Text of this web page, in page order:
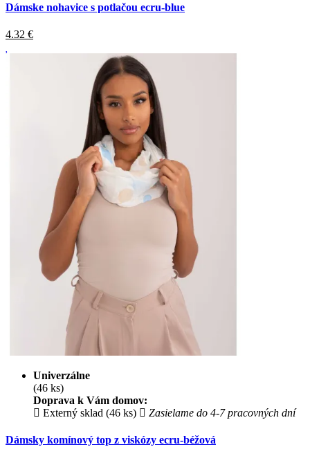
Dámske nohavice s potlačou ecru-blue
4.32 €
Univerzálne
(46 ks)
Doprava k Vám domov:
Externý sklad (46 ks)
Zasielame do 4-7 pracovných dní
Dámsky komínový top z viskózy ecru-béžová